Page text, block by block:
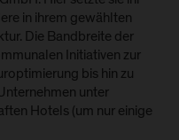
in ihrem gewählten
Die Bandbreite der
Initiativen zur
bis hin zu
unter
Hotels (um nur einige